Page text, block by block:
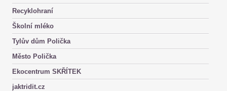
Recyklohraní
Školní mléko
Tylův dům Polička
Město Polička
Ekocentrum SKŘÍTEK
jaktridit.cz